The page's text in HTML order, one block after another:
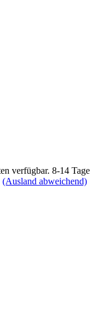
8-14 Tage
(Ausland abweichend)